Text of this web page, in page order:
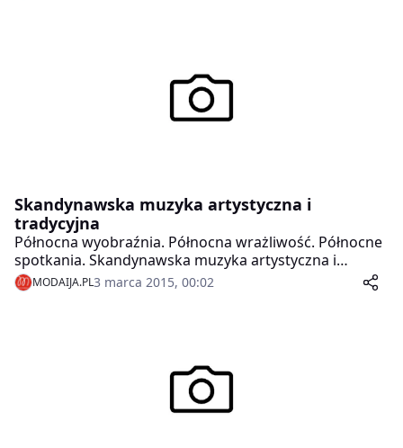
talentów Aim2Fame. Z dwóch tysięcy nadesłanych
Skandynawska muzyka artystyczna i
tradycyjna
Północna wyobraźnia. Północna wrażliwość. Północne
spotkania. Skandynawska muzyka artystyczna i
tradycyjna
MODAIJA.PL3 marca 2015, 00:02